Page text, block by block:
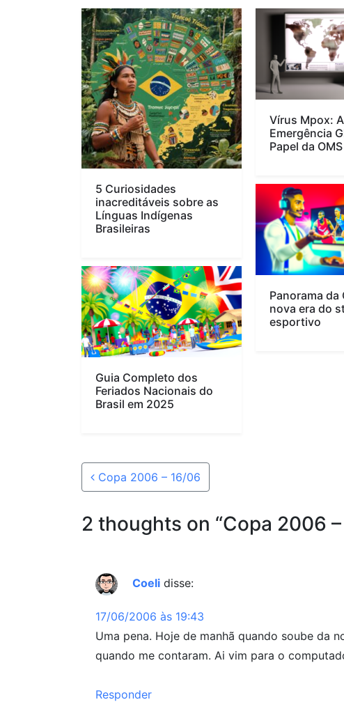
5 Curiosidades
inacreditáveis sobre as
Línguas Indígenas
Brasileiras
Guia Completo dos
Feriados Nacionais do
Brasil em 2025
Vírus Mpox: A
Emergência
Papel da OMS
Panorama da
nova era do
esportivo
Post navigation
Copa 2006 – 16/06
2 thoughts on “Copa 2006
Coeli disse:
17/06/2006 às 19:43
Uma pena. Hoje de manhã quando soube da
quando me contaram. Ai vim para o
Responder